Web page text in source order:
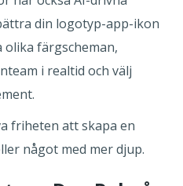
din logotyp-app-ikon
färgscheman,
i realtid och välj
friheten att skapa en
något med mer djup.